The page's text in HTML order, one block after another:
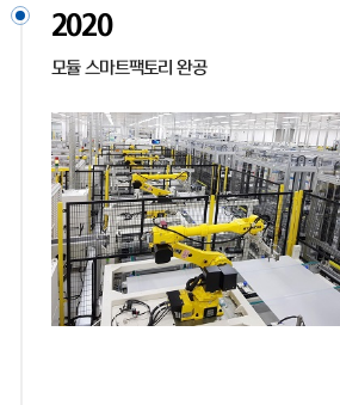
2020
모듈 스마트팩토리 완공